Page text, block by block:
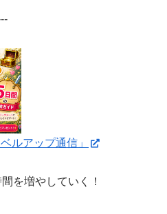
ルアップ通信」
を増やしていく！